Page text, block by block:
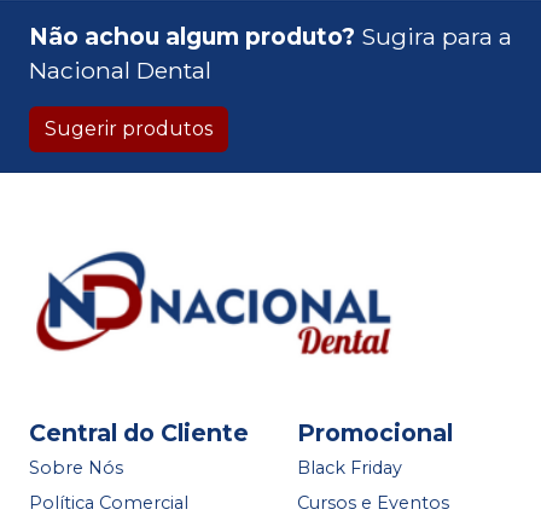
Não achou algum produto? Sugira para a
Nacional Dental
Sugerir produtos
Central do Cliente
Sobre Nós
Política Comercial
Promocional
Black Friday
Cursos e Eventos